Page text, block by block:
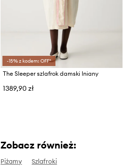
-15% z kodem: OFF*
The Sleeper szlafrok damski lniany
1389,90 zł
Zobacz również:
Piżamy Szlafroki